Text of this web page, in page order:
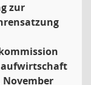
zur
November